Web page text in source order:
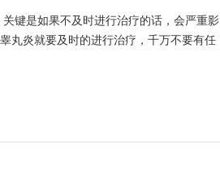
键是如果不及时进行治疗的话，会严重影
丸炎就要及时的进行治疗，千万不要有任